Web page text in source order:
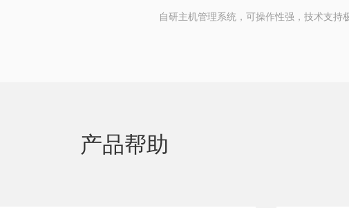
自研主机管理系统，可操作性强，技术支持
产品帮助